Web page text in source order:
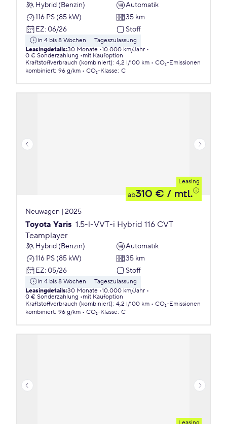
Hybrid (Benzin)
Automatik
116 PS (85 kW)
35 km
EZ: 06/26 Stoff
in 4 bis 8 Wochen
Tageszulassung
Leasingdetails:30 Monate 10.000 km/Jahr
0 € Sonderzahlung
mit Kaufoption
Kraftstoffverbrauch (kombiniert): 4,2 l/100 km
CO₂-Emissionen
kombiniert: 96 g/km CO₂-Klasse: C
Leasing
ab310 € / mtl.
Neuwagen | 2025
Toyota Yaris 1.5-l-VVT-i Hybrid 116 CVT
Teamplayer
Hybrid (Benzin)
Automatik
116 PS (85 kW)
35 km
EZ: 05/26 Stoff
in 4 bis 8 Wochen
Tageszulassung
Leasingdetails:30 Monate 10.000 km/Jahr
0 € Sonderzahlung
mit Kaufoption
Kraftstoffverbrauch (kombiniert): 4,2 l/100 km
CO₂-Emissionen
kombiniert: 96 g/km CO₂-Klasse: C